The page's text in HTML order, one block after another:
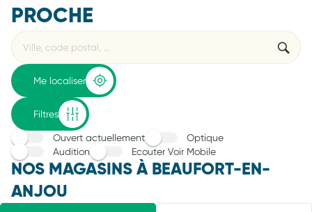
PROCHE
Rechercher
établissement
Veuillez
renseigner
une
adresse
{{count}}
résultat(s)
trouvé(s)
Me localiser
Filtres
Ouvert actuellement
Optique
Audition
Ecouter Voir Mobile
NOS MAGASINS À BEAUFORT-EN-
ANJOU